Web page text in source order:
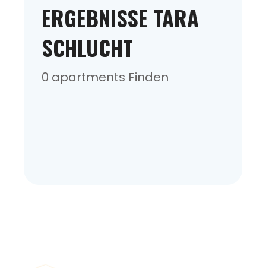
ERGEBNISSE TARA
SCHLUCHT
0 apartments Finden